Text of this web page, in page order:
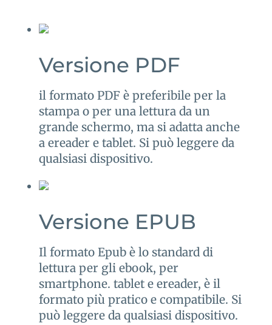
Versione PDF
il formato PDF è preferibile per la
stampa o per una lettura da un
grande schermo, ma si adatta anche
a ereader e tablet. Si può leggere da
qualsiasi dispositivo.
Versione EPUB
Il formato Epub è lo standard di
lettura per gli ebook, per
smartphone. tablet e ereader, è il
formato più pratico e compatibile. Si
può leggere da qualsiasi dispositivo.